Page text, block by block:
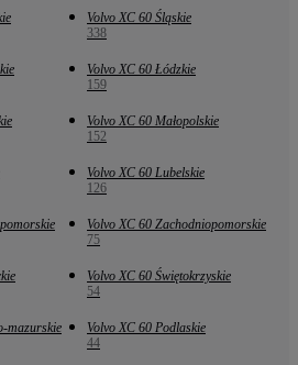
Volvo XC 60 Śląskie
338
Volvo XC 60 Łódzkie
159
Volvo XC 60 Małopolskie
152
Volvo XC 60 Lubelskie
126
Volvo XC 60 Zachodniopomorskie
75
Volvo XC 60 Świętokrzyskie
54
mazurskie
Volvo XC 60 Podlaskie
44